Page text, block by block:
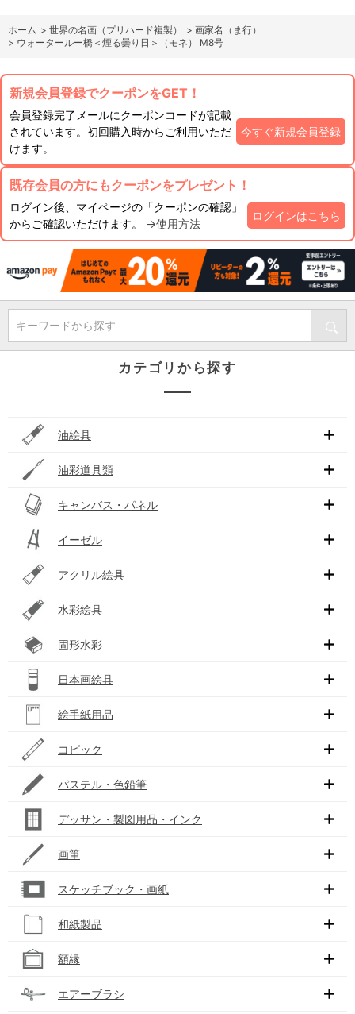
ホーム > 世界の名画（プリハード複製） > 画家名（ま行）
> ウォータールー橋＜煙る曇り日＞（モネ） M8号
新規会員登録でクーポンをGET！
会員登録完了メールにクーポンコードが記載
されています。初回購入時からご利用いただ
けます。
今すぐ新規会員登録
既存会員の方にもクーポンをプレゼント！
ログイン後、マイページの「クーポンの確認」
からご確認いただけます。 →使用方法
ログインはこちら
キーワードから探す
カテゴリから探す
油絵具
油彩道具類
キャンバス・パネル
イーゼル
アクリル絵具
水彩絵具
固形水彩
日本画絵具
絵手紙用品
コピック
パステル・色鉛筆
デッサン・製図用品・インク
画筆
スケッチブック・画紙
和紙製品
額縁
エアーブラシ